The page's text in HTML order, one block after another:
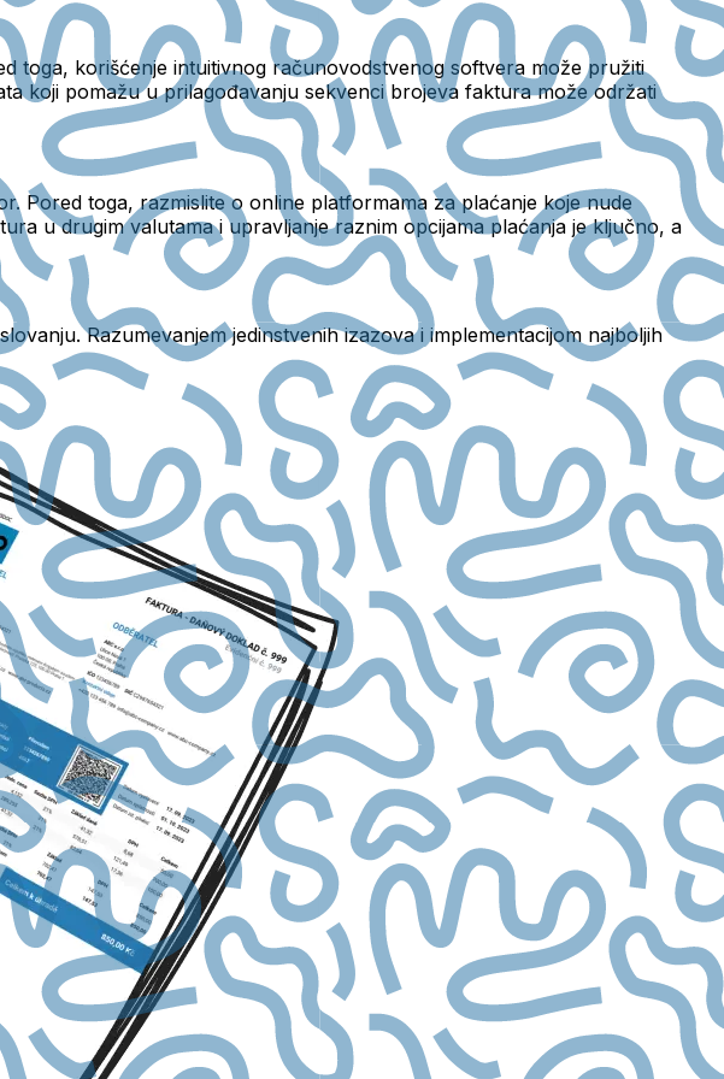
toga, korišćenje intuitivnog računovodstvenog softvera može pružiti
koji pomažu u prilagođavanju sekvenci brojeva faktura može održati
Pored toga, razmislite o online platformama za plaćanje koje nude
u drugim valutama i upravljanje raznim opcijama plaćanja je ključno, a
Razumevanjem jedinstvenih izazova i implementacijom najboljih